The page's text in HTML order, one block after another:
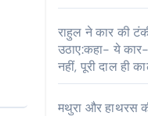
राहुल ने कार की
उठाए:कहा- ये
नहीं, पूरी दाल ही
मथुरा और हाथरस